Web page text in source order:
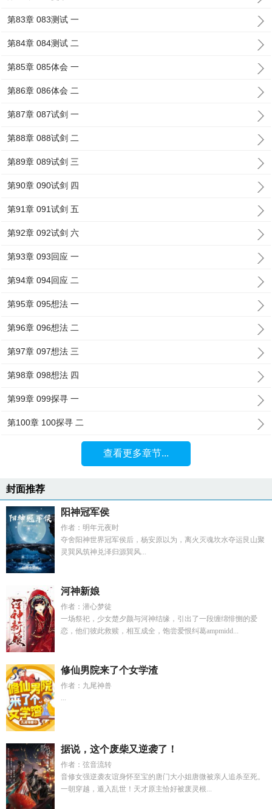
第83章 083测试 一
第84章 084测试 二
第85章 085体会 一
第86章 086体会 二
第87章 087试剑 一
第88章 088试剑 二
第89章 089试剑 三
第90章 090试剑 四
第91章 091试剑 五
第92章 092试剑 六
第93章 093回应 一
第94章 094回应 二
第95章 095想法 一
第96章 096想法 二
第97章 097想法 三
第98章 098想法 四
第99章 099探寻 一
第100章 100探寻 二
查看更多章节...
封面推荐
阳神冠军侯
作者：明年元夜时
夺舍阳神世界冠军侯后，杨安原以为，离火灭魂坎水夺运艮山聚
灵巽风筑神兑泽归源巽风...
河神新娘
作者：潜心梦徒
一场祭祀，少女楚夕颜与河神结缘，引出了一段缠绵悱恻的爱
恋，他们彼此救赎，相互成全，饱尝爱恨纠葛ampmidd...
修仙男院来了个女学渣
作者：九尾神兽
...
据说，这个废柴又逆袭了！
作者：弦音流转
音修女强逆袭友谊身怀至宝的唐门大小姐唐微被亲人追杀至死。
一朝穿越，遁入乱世！天才原主恰好被废灵根...